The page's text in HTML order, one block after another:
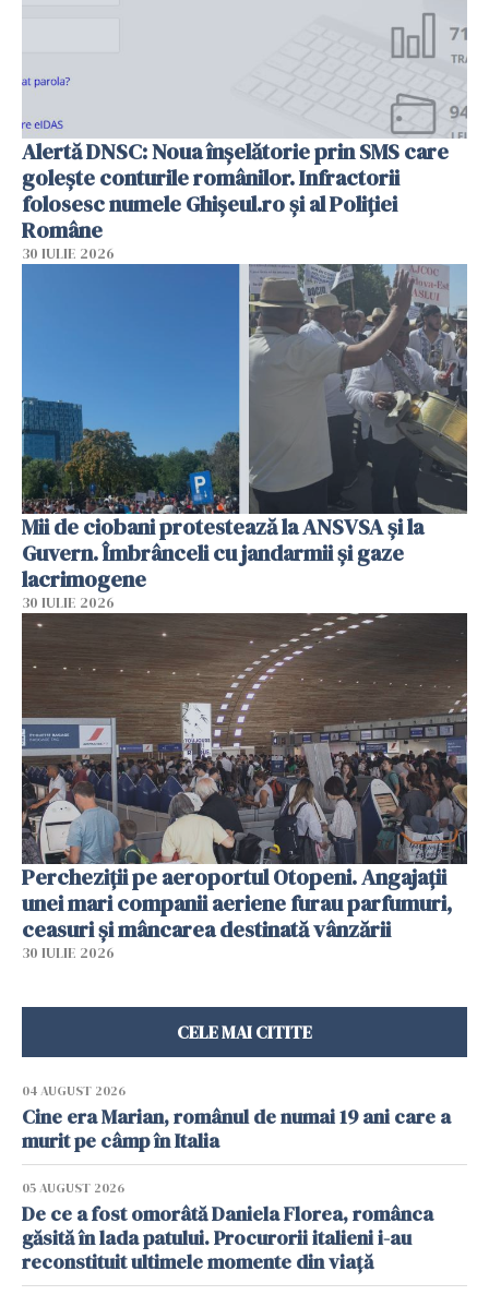
Alertă DNSC: Noua înșelătorie prin SMS care
golește conturile românilor. Infractorii
folosesc numele Ghișeul.ro și al Poliției
Române
30 IULIE 2026
Mii de ciobani protestează la ANSVSA și la
Guvern. Îmbrânceli cu jandarmii și gaze
lacrimogene
30 IULIE 2026
Percheziții pe aeroportul Otopeni. Angajații
unei mari companii aeriene furau parfumuri,
ceasuri și mâncarea destinată vânzării
30 IULIE 2026
CELE MAI CITITE
04 AUGUST 2026
Cine era Marian, românul de numai 19 ani care a
murit pe câmp în Italia
05 AUGUST 2026
De ce a fost omorâtă Daniela Florea, românca
găsită în lada patului. Procurorii italieni i-au
reconstituit ultimele momente din viață